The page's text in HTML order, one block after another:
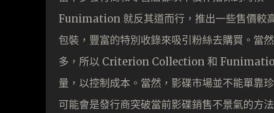
Funimation 就反其道而行，推出一些售價較
包裝，豐富的特別收錄來吸引粉絲去購買。當
多，所以 Criterion Collection 和
量，以控制成本。當然，影碟市場並不能單靠
可能會是發行商突破當前影碟銷售不景氣的方法